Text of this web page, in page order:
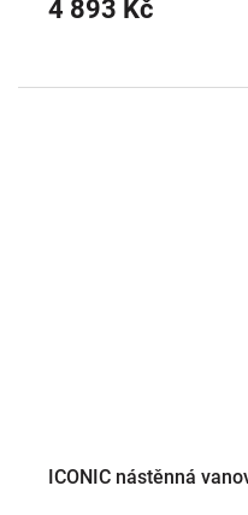
4 893 Kč
ICONIC nástěnná